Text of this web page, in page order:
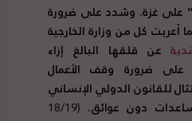
على غزة. وشدد على ضرورة
أعربت كل من وزارة الخارجية
عن قلقها البالغ إزاء
على ضرورة وقف الأعمال
للقانون الدولي الإنساني
دون عوائق. (18/19